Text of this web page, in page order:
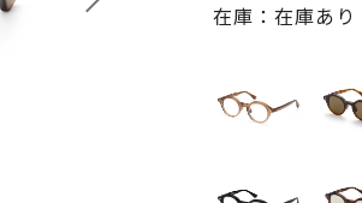
在庫：在庫あり